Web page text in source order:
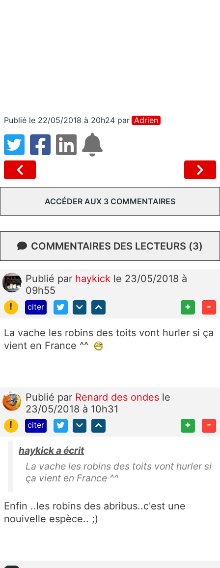
Publié le 22/05/2018 à 20h24 par Adrien
ACCÉDER AUX 3 COMMENTAIRES
COMMENTAIRES DES LECTEURS (3)
Publié par haykick le 23/05/2018 à
09h55
!
citer + -
La vache les robins des toits vont hurler si ça
vient en France ^^
Publié par Renard des ondes le
23/05/2018 à 10h31
!
citer + -
haykick a écrit
La vache les robins des toits vont hurler si
ça vient en France ^^
Enfin ..les robins des abribus..c'est une
nouivelle espèce.. ;)